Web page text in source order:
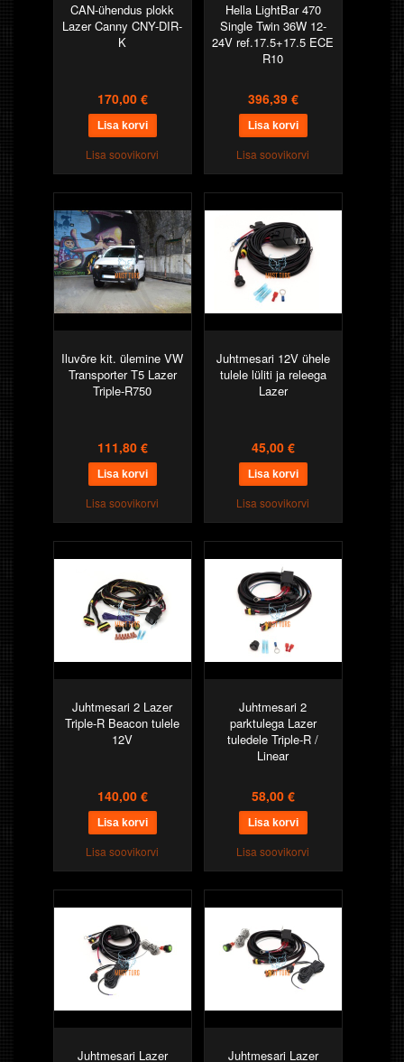
CAN-ühendus plokk
Lazer Canny CNY-DIR-
K
170,00 €
Lisa soovikorvi
Hella LightBar 470
Single Twin 36W 12-
24V ref.17.5+17.5 ECE
R10
396,39 €
Lisa soovikorvi
Iluvõre kit. ülemine VW
Transporter T5 Lazer
Triple-R750
111,80 €
Lisa soovikorvi
Juhtmesari 12V ühele
tulele lüliti ja releega
Lazer
45,00 €
Lisa soovikorvi
Juhtmesari 2 Lazer
Triple-R Beacon tulele
12V
140,00 €
Lisa soovikorvi
Juhtmesari 2
parktulega Lazer
tuledele Triple-R /
Linear
58,00 €
Lisa soovikorvi
Juhtmesari Lazer Juhtmesari Lazer